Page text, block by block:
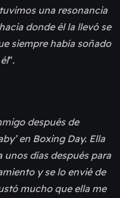
una resonancia
donde él la llevó se
siempre había soñado
”.
después de
en Boxing Day. Ella
días después para
y se lo envié de
mucho que ella me